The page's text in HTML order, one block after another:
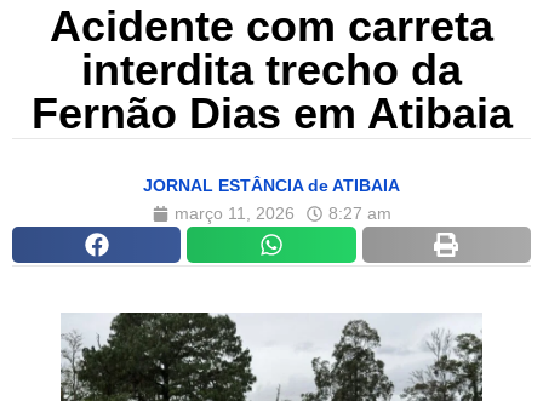
Acidente com carreta
interdita trecho da
Fernão Dias em Atibaia
JORNAL ESTÂNCIA de ATIBAIA
março 11, 2026
8:27 am